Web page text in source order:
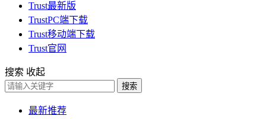
Trust最新版
TrustPC端下载
Trust移动端下载
Trust官网
搜索 收起
搜索
最新推荐